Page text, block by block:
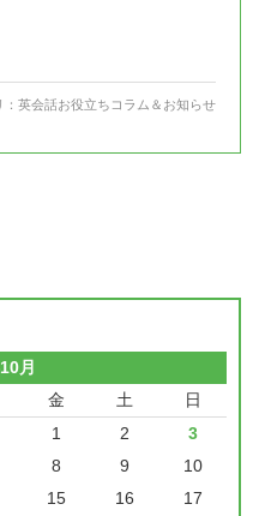
英会話お役立ちコラム＆お知らせ
月
金 土 日
1 2
3
8 9
10
15 16
17